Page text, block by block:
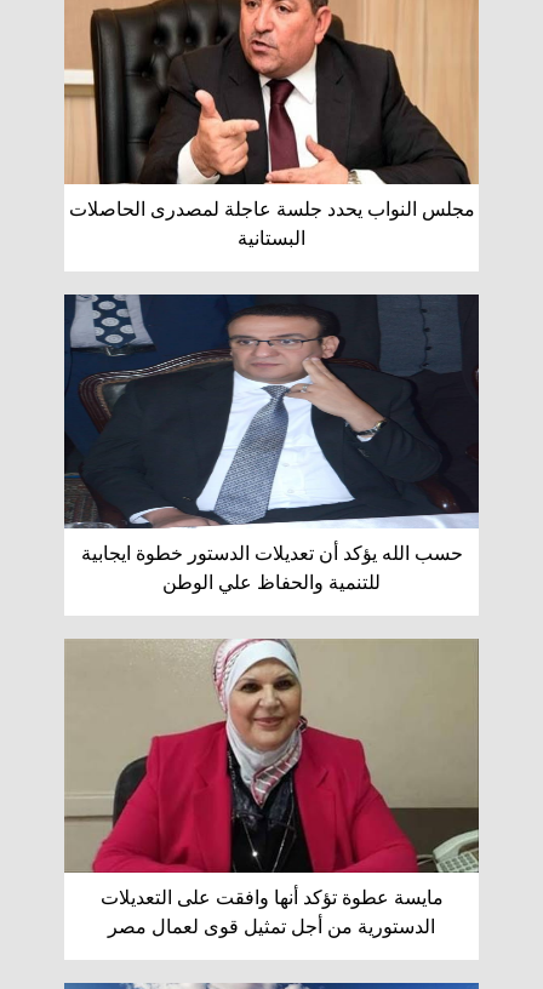
مجلس النواب يحدد جلسة عاجلة لمصدرى الحاصلات
البستانية
حسب الله يؤكد أن تعديلات الدستور خطوة ايجابية
للتنمية والحفاظ علي الوطن
مايسة عطوة تؤكد أنها وافقت على التعديلات
الدستورية من أجل تمثيل قوى لعمال مصر